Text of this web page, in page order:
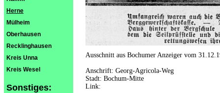
Herne
Mülheim
Oberhausen
Recklinghausen
Kreis Unna
Kreis Wesel
Sonstiges:
Ausschnitt aus Bochumer Anzeiger vom
Anschrift: Georg-Agricola-Weg
Stadt: Bochum-Mitte
Link: